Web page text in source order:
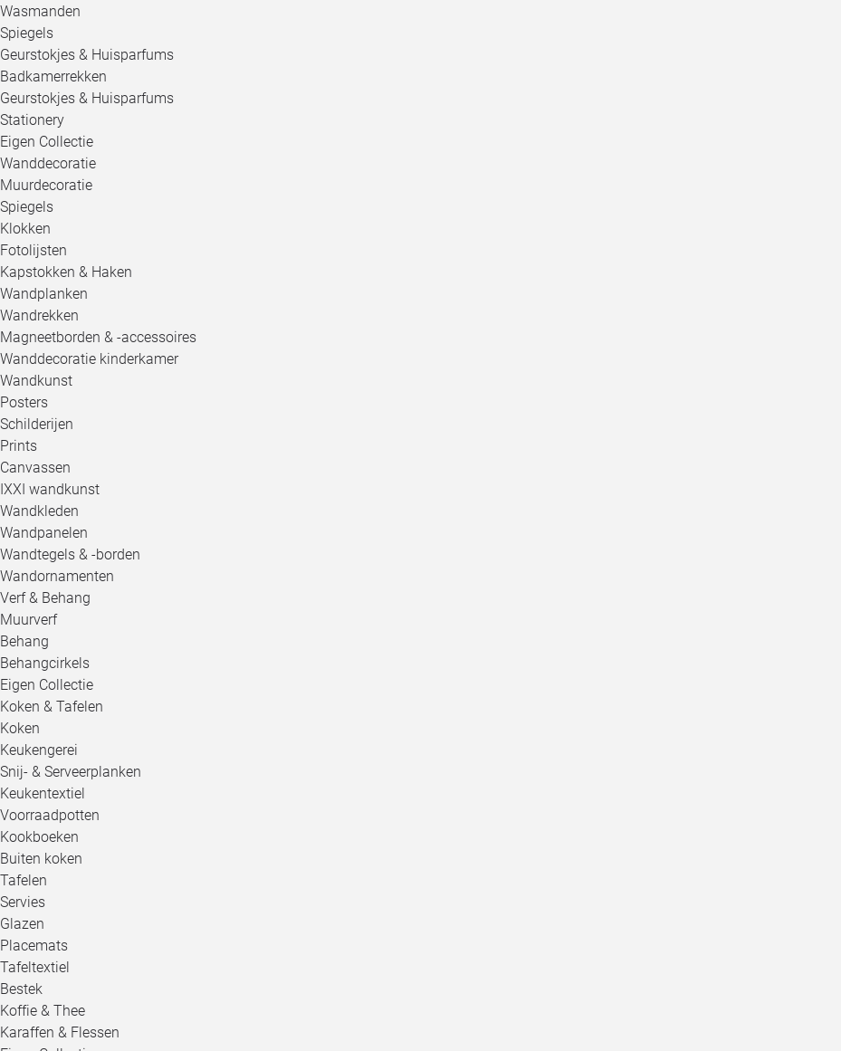
Wasmanden
Spiegels
Geurstokjes & Huisparfums
Badkamerrekken
Geurstokjes & Huisparfums
Stationery
Eigen Collectie
Wanddecoratie
Muurdecoratie
Spiegels
Klokken
Fotolijsten
Kapstokken & Haken
Wandplanken
Wandrekken
Magneetborden & -accessoires
Wanddecoratie kinderkamer
Wandkunst
Posters
Schilderijen
Prints
Canvassen
IXXI wandkunst
Wandkleden
Wandpanelen
Wandtegels & -borden
Wandornamenten
Verf & Behang
Muurverf
Behang
Behangcirkels
Eigen Collectie
Koken & Tafelen
Koken
Keukengerei
Snij- & Serveerplanken
Keukentextiel
Voorraadpotten
Kookboeken
Buiten koken
Tafelen
Servies
Glazen
Placemats
Tafeltextiel
Bestek
Koffie & Thee
Karaffen & Flessen